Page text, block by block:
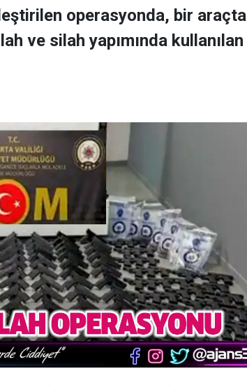
operasyonda, bir araçta
ve silah yapımında kullanılan